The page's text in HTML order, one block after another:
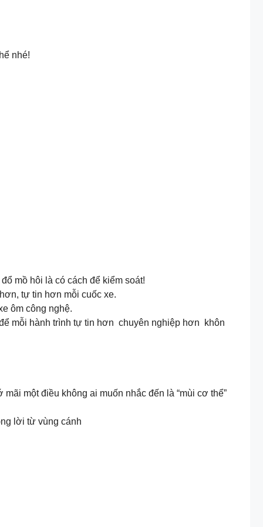
nhé!
mồ hôi là có cách để kiểm soát!
tự tin hơn mỗi cuốc xe.
ôm công nghệ.
mỗi hành trình tự tin hơn chuyên nghiệp hơn khôn
một điều không ai muốn nhắc đến là “mùi cơ thể”
lời từ vùng cánh